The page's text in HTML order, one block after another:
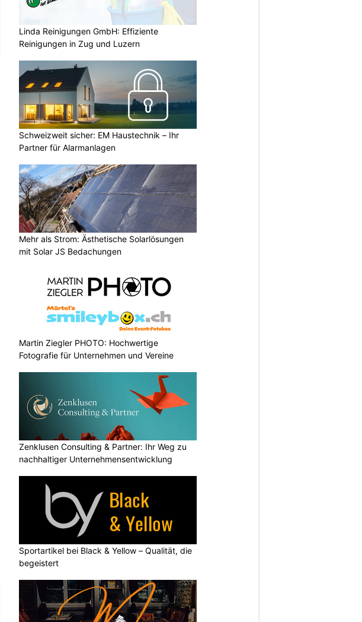
Linda Reinigungen GmbH: Effiziente
Reinigungen in Zug und Luzern
Schweizweit sicher: EM Haustechnik – Ihr
Partner für Alarmanlagen
Mehr als Strom: Ästhetische Solarlösungen
mit Solar JS Bedachungen
Martin Ziegler PHOTO: Hochwertige
Fotografie für Unternehmen und Vereine
Zenklusen Consulting & Partner: Ihr Weg zu
nachhaltiger Unternehmensentwicklung
Sportartikel bei Black & Yellow – Qualität, die
begeistert